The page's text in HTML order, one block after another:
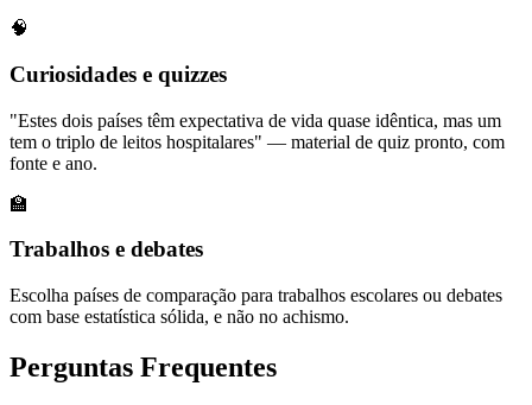
🧠
Curiosidades e quizzes
"Estes dois países têm expectativa de vida quase idêntica, mas um
tem o triplo de leitos hospitalares" — material de quiz pronto, com
fonte e ano.
🏫
Trabalhos e debates
Escolha países de comparação para trabalhos escolares ou debates
com base estatística sólida, e não no achismo.
Perguntas Frequentes